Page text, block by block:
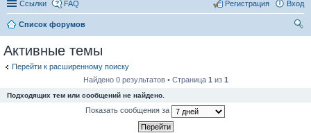
Ссылки FAQ Вход
Регистрация
Список форумов
Активные темы
Перейти к расширенному поиску
Найдено 0 результатов • Страница 1 из 1
Подходящих тем или сообщений не найдено.
Показать сообщения за